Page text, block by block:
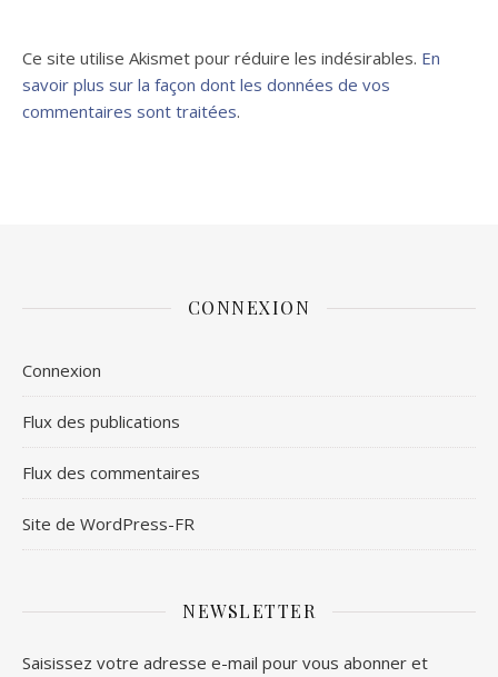
Ce site utilise Akismet pour réduire les indésirables. En
savoir plus sur la façon dont les données de vos
commentaires sont traitées.
CONNEXION
Connexion
Flux des publications
Flux des commentaires
Site de WordPress-FR
NEWSLETTER
Saisissez votre adresse e-mail pour vous abonner et